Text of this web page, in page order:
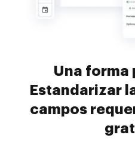
Una forma
Estandarizar
campos